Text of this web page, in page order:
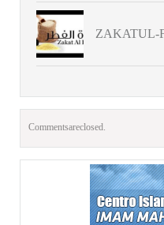
ZAKATUL-
Comments are closed.